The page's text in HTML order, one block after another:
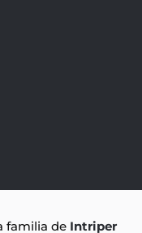
familia de Intriper